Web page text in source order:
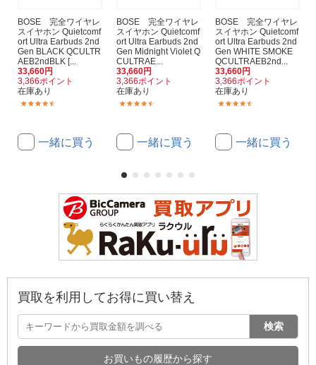
BOSE 完全ワイヤレ
スイヤホン Quietcomf
ort Ultra Earbuds 2nd
Gen BLACK QCULTR
AEB2ndBLK [...
33,660円
3,366ポイント
在庫あり
一緒に買う
BOSE 完全ワイヤレ
スイヤホン Quietcomf
ort Ultra Earbuds 2nd
Gen Midnight Violet Q
CULTRAE...
33,660円
3,366ポイント
在庫あり
一緒に買う
BOSE 完全ワイヤレ
スイヤホン Quietcomf
ort Ultra Earbuds 2nd
Gen WHITE SMOKE
QCULTRAEB2nd...
33,660円
3,366ポイント
在庫あり
一緒に買う
買取を利用してお得に買い替え
検索
お買いもの履歴から探す